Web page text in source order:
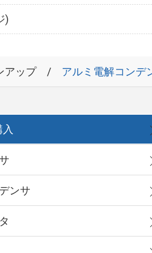
)
アップ アルミ電解コンデ
ンサ